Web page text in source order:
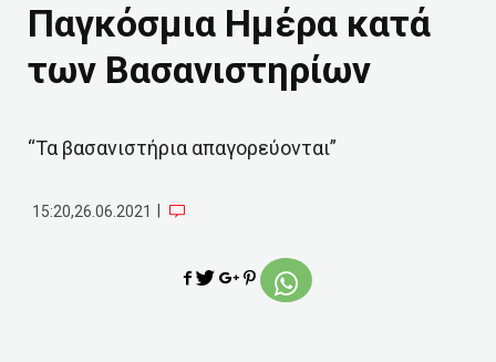
Παγκόσμια Ημέρα κατά
των Βασανιστηρίων
“Τα βασανιστήρια απαγορεύονται”
15:20,26.06.2021